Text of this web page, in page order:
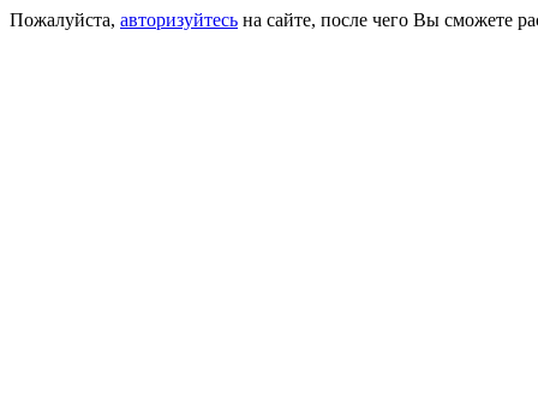
Пожалуйста, авторизуйтесь на сайте, после чего Вы сможете